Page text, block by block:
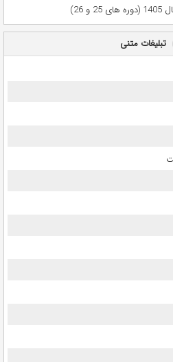
تبلیغات متنی